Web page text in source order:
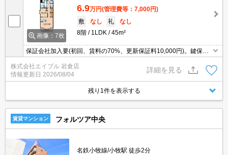
画像：7枚
6.9万円(管理費等：7,000円)
敷
なし 礼
なし
8階
1LDK 45m²
保証会社加入要(初回、賃料の70%、更新保証料10,000円)。鍵保証
金20,000円。オートロック。宅配ボックスあり。
株式会社エイブル 岩倉店
情報更新日 2026/08/04
詳細を見る
残り1件を表示する
賃貸マンション フォルツア中央
名鉄小牧線/小牧駅 徒歩2分